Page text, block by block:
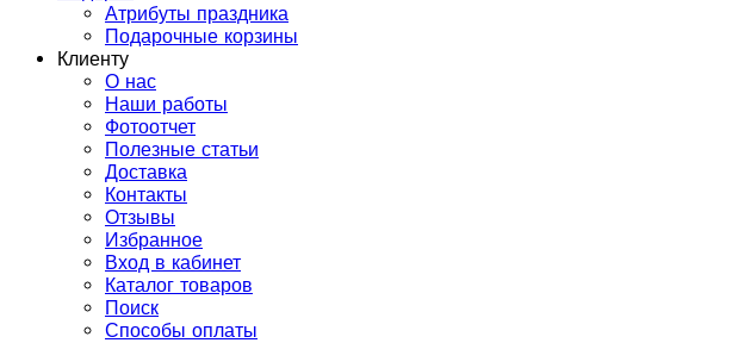
Атрибуты праздника
Подарочные корзины
Клиенту
О нас
Наши работы
Фотоотчет
Полезные статьи
Доставка
Контакты
Отзывы
Избранное
Вход в кабинет
Каталог товаров
Поиск
Способы оплаты